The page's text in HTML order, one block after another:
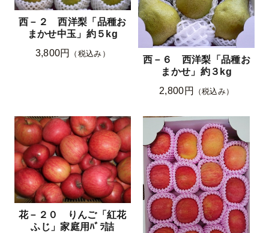
西－２ 西洋梨「品種お
まかせ中玉」約５kg
3,800円
（税込み）
西－６ 西洋梨「品種お
まかせ」約３kg
2,800円
（税込み）
花－２０ りんご「紅花
ふじ」家庭用ﾊﾞﾗ詰